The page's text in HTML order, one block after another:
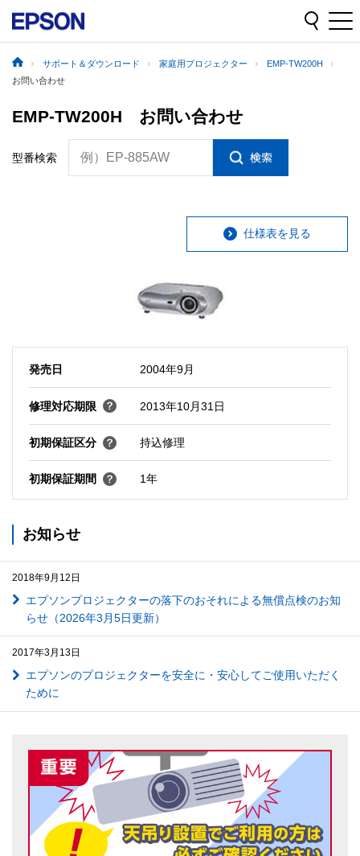
サポート＆ダウンロード 家庭用プロジェクター
EMP-TW200H
お問い合わせ
EMP-TW200H お問い合わせ
型番検索 例）EP-885AW
仕様表を見る
発売日 2004年9月
修理対応期限 2013年10月31日
初期保証区分 持込修理
初期保証期間 1年
お知らせ
2018年9月12日
エプソンプロジェクターの落下のおそれによる無償点検のお知
らせ（2026年3月5日更新）
2017年3月13日
エプソンのプロジェクターを安全に・安心してご使用いただく
ために